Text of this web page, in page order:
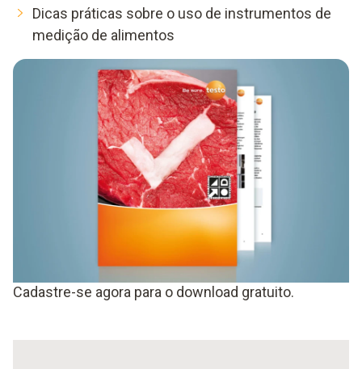
Dicas práticas sobre o uso de instrumentos de
medição de alimentos
Cadastre-se agora para o download gratuito.